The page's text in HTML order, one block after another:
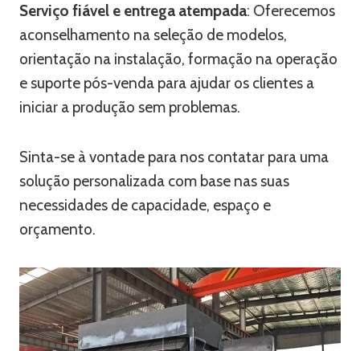
Serviço fiável e entrega atempada: Oferecemos
aconselhamento na seleção de modelos,
orientação na instalação, formação na operação
e suporte pós-venda para ajudar os clientes a
iniciar a produção sem problemas.
Sinta-se à vontade para nos contatar para uma
solução personalizada com base nas suas
necessidades de capacidade, espaço e
orçamento.